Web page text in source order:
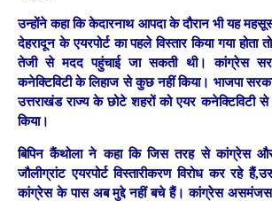
उन्होंने कहा कि केदारनाथ आपदा के दौरान भी यह
देहरादून के एयरपोर्ट का पहले विस्तार किया गया होता
तेजी से मदद पहुंचाई जा सकती थी। कांग्रेस
कनेक्टिविटी के लिहाज से कुछ नहीं किया। भाजपा
उत्तराखंड राज्य के छोटे शहरों को एयर कनेक्टिविटी
किया।
बिपिन कैंथोला ने कहा कि जिस तरह से कांग्रेस
जौलीग्रांट एयरपोर्ट विस्तारीकरण विरोध कर रहे
कांग्रेस के पास अब मुद्दे नहीं बचे हैं। कांग्रेस असमंजस